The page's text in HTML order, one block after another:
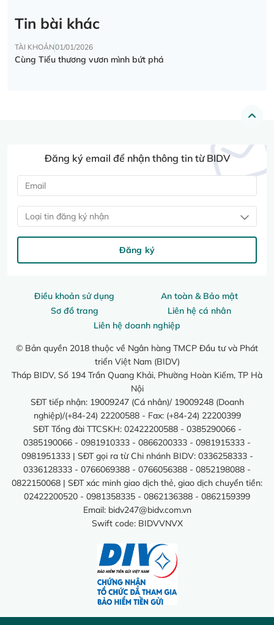
Tin bài khác
TÀI KHOẢN01/01/2026
Cùng Tiểu thương vươn mình bứt phá
Điều khoản sử dụng
An toàn & Bảo mật
Sơ đồ trang
Liên hệ cá nhân
Liên hệ doanh nghiệp
© Bản quyền 2018 thuộc về Ngân hàng TMCP Đầu tư và Phát
triển Việt Nam (BIDV)
Tháp BIDV, Số 194 Trần Quang Khải, Phường Hoàn Kiếm, TP Hà
Nội
SĐT tiếp nhận: 19009247 (Cá nhân)/ 19009248 (Doanh
nghiệp)/(+84-24) 22200588 - Fax: (+84-24) 22200399
SĐT Tổng đài TTCSKH: 02422200588 - 0385290066 -
0385190066 - 0981910333 - 0866200333 - 0981915333 -
0981951333 | SĐT gọi ra từ Chi nhánh BIDV: 0336258333 -
0336128333 - 0766069388 - 0766056388 - 0852198088 -
0822150068 | SĐT xác minh giao dịch thẻ, giao dịch chuyển tiền:
02422200520 - 0981358335 - 0862136388 - 0862159399
Email: bidv247@bidv.com.vn
Swift code: BIDVVNVX
Đăng ký email để nhận thông tin từ BIDV
Loại tin đăng ký nhận
Đăng ký